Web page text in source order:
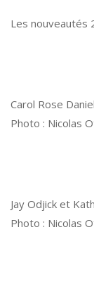
Les nouveautés
Carol Rose
Photo : Nicolas
Jay Odjick et
Photo : Nicolas